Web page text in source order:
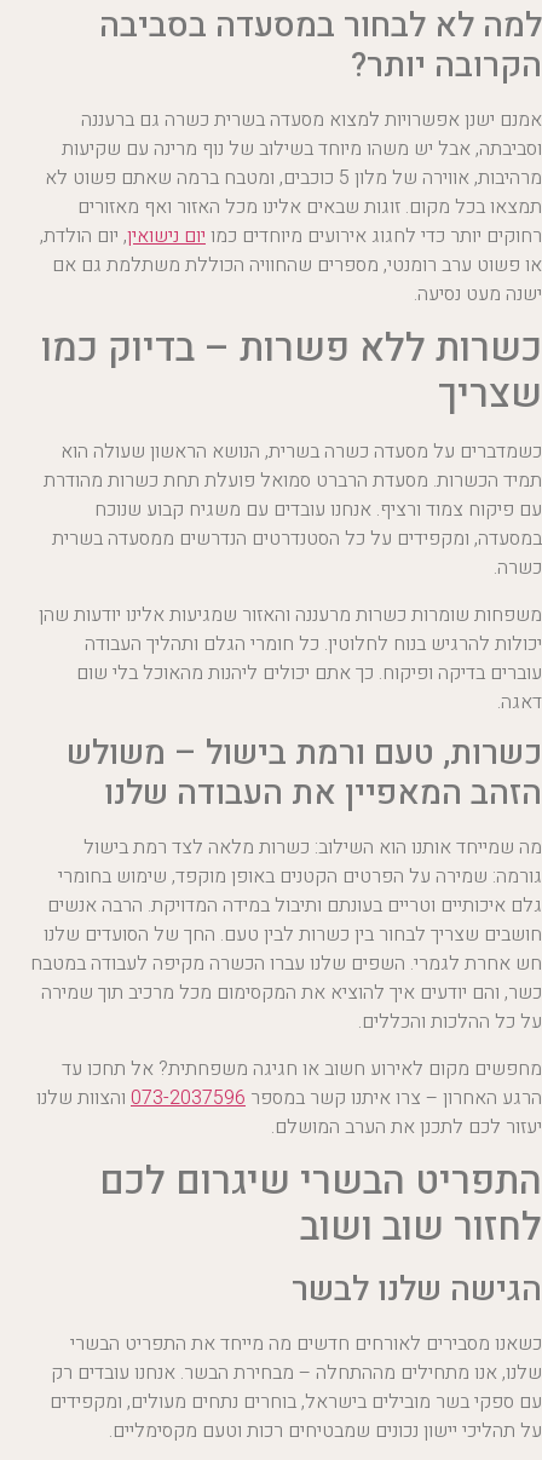
למה לא לבחור במסעדה בסביבה
הקרובה יותר?
אמנם ישנן אפשרויות למצוא מסעדה בשרית כשרה גם ברעננה
וסביבתה, אבל יש משהו מיוחד בשילוב של נוף מרינה עם שקיעות
מרהיבות, אווירה של מלון 5 כוכבים, ומטבח ברמה שאתם פשוט לא
תמצאו בכל מקום. זוגות שבאים אלינו מכל האזור ואף מאזורים
רחוקים יותר כדי לחגוג אירועים מיוחדים כמויום נישואין, יום הולדת,
או פשוט ערב רומנטי, מספרים שהחוויה הכוללת משתלמת גם אם
ישנה מעט נסיעה.
כשרות ללא פשרות – בדיוק כמו
שצריך
כשמדברים על מסעדה כשרה בשרית, הנושא הראשון שעולה הוא
תמיד הכשרות. מסעדת הרברט סמואל פועלת תחת כשרות מהודרת
עם פיקוח צמוד ורציף. אנחנו עובדים עם משגיח קבוע שנוכח
במסעדה, ומקפידים על כל הסטנדרטים הנדרשים ממסעדה בשרית
כשרה.
משפחות שומרות כשרות מרעננה והאזור שמגיעות אלינו יודעות שהן
יכולות להרגיש בנוח לחלוטין. כל חומרי הגלם ותהליך העבודה
עוברים בדיקה ופיקוח. כך אתם יכולים ליהנות מהאוכל בלי שום
דאגה.
כשרות, טעם ורמת בישול – משולש
הזהב המאפיין את העבודה שלנו
מה שמייחד אותנו הוא השילוב: כשרות מלאה לצד רמת בישול
גורמה: שמירה על הפרטים הקטנים באופן מוקפד, שימוש בחומרי
גלם איכותיים וטריים בעונתם ותיבול במידה המדויקת. הרבה אנשים
חושבים שצריך לבחור בין כשרות לבין טעם. החך של הסועדים שלנו
חש אחרת לגמרי. השפים שלנו עברו הכשרה מקיפה לעבודה במטבח
כשר, והם יודעים איך להוציא את המקסימום מכל מרכיב תוך שמירה
על כל ההלכות והכללים.
מחפשים מקום לאירוע חשוב או חגיגה משפחתית? אל תחכו עד
הרגע האחרון – צרו איתנו קשר במספר 073-2037596 והצוות שלנו
יעזור לכם לתכנן את הערב המושלם.
התפריט הבשרי שיגרום לכם
לחזור שוב ושוב
הגישה שלנו לבשר
כשאנו מסבירים לאורחים חדשים מה מייחד את התפריט הבשרי
שלנו, אנו מתחילים מההתחלה – מבחירת הבשר. אנחנו עובדים רק
עם ספקי בשר מובילים בישראל, בוחרים נתחים מעולים, ומקפידים
על תהליכי יישון נכונים שמבטיחים רכות וטעם מקסימליים.